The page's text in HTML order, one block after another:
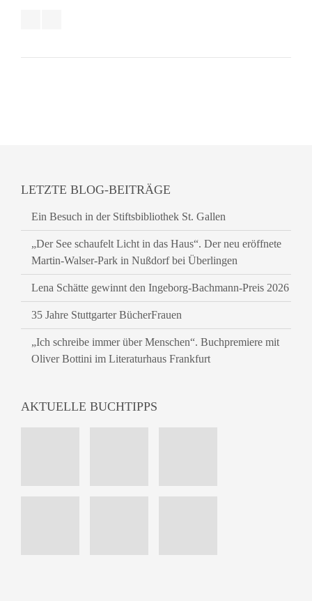
LETZTE BLOG-BEITRÄGE
Ein Besuch in der Stiftsbibliothek St. Gallen
„Der See schaufelt Licht in das Haus“. Der neu eröffnete
Martin-Walser-Park in Nußdorf bei Überlingen
Lena Schätte gewinnt den Ingeborg-Bachmann-Preis 2026
35 Jahre Stuttgarter BücherFrauen
„Ich schreibe immer über Menschen“. Buchpremiere mit
Oliver Bottini im Literaturhaus Frankfurt
AKTUELLE BUCHTIPPS